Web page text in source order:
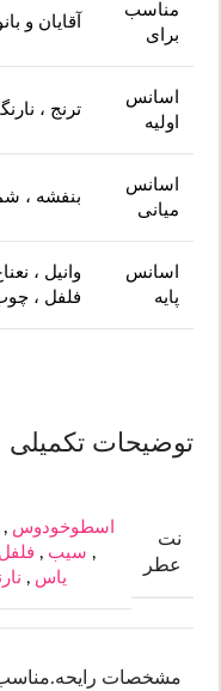
مناسب
برای
آقایان و
اسانس
اولیه
ترنج ،
اسانس
میانی
بنفشه ،
اسانس
پایه
وانیل ،
فلفل ،
توضیحات تکمیلی
نت
عطر
اسطوخودوس ,
, سیب ,
یاس ,
مشخصات